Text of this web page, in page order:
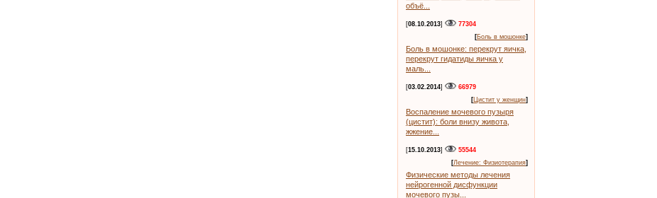
объё...
[08.10.2013]
77304
[Боль в мошонке]
Боль в мошонке: перекрут яичка,
перекрут гидатиды яичка у
маль...
[03.02.2014]
66979
[Цистит у женщин]
Воспаление мочевого пузыря
(цистит): боли внизу живота,
жжение...
[15.10.2013]
55544
[Лечение: Физиотерапия]
Физические методы лечения
нейрогенной дисфункции
мочевого пузы...